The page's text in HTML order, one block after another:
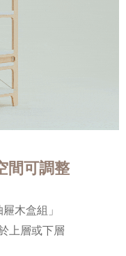
間可調整
木盒組」
上層或下層